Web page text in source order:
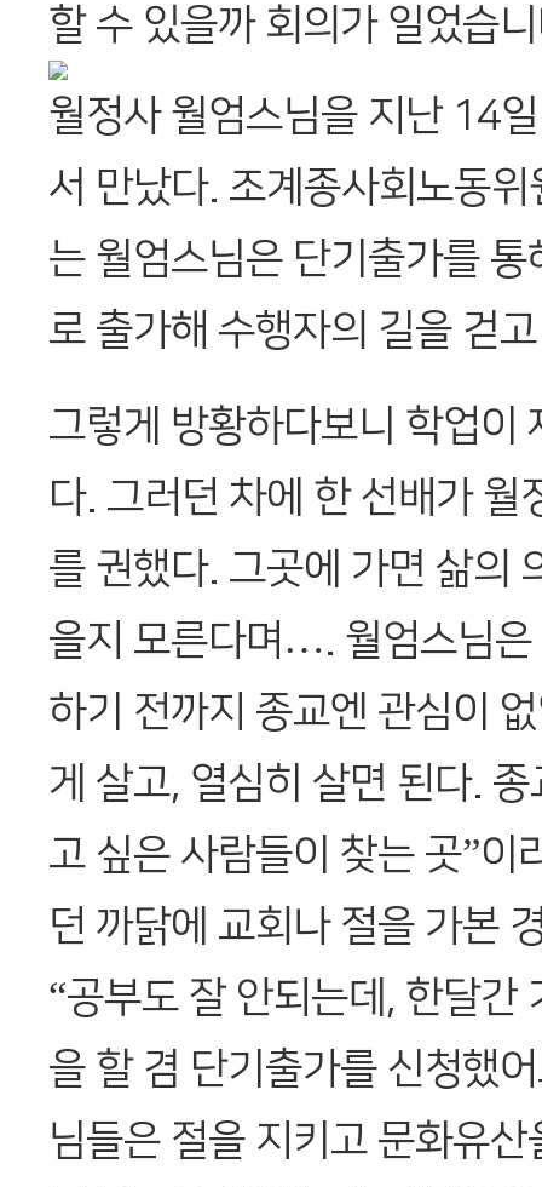
할 수 있을까 회의가 일었습
월정사 월엄스님을 지난 14
서 만났다. 조계종사회노동
는 월엄스님은 단기출가를 통
로 출가해 수행자의 길을 걷
그렇게 방황하다보니 학업이
다. 그러던 차에 한 선배가 월
를 권했다. 그곳에 가면 삶의
을지 모른다며…. 월엄스님은
하기 전까지 종교엔 관심이
게 살고, 열심히 살면 된다.
고 싶은 사람들이 찾는 곳”이
던 까닭에 교회나 절을 가본
“공부도 잘 안되는데, 한달간
을 할 겸 단기출가를 신청했
님들은 절을 지키고 문화유